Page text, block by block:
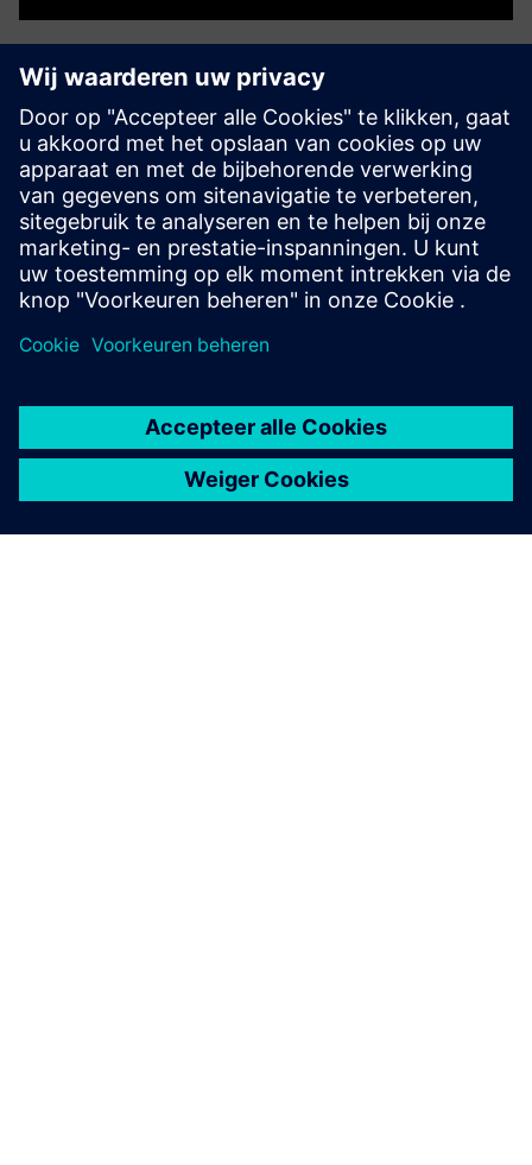
antrumX
AntrumX monitors the quality of the air, primarily in critical
environments, and integrates with the BMS to optimize
ventilation for safety and energy savings. It comes
equipped with an energy and ventilation dashboard that
logs a...
Meer informatie